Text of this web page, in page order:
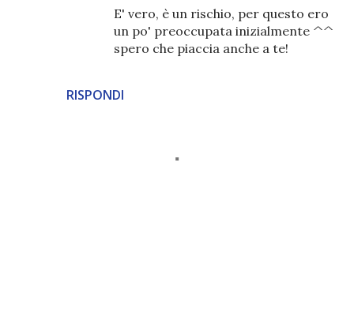
RISPONDI
E' vero, è un rischio, per questo ero
un po' preoccupata inizialmente ^^
spero che piaccia anche a te!